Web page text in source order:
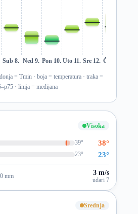
Sub 8. Ned 9. Pon 10. Uto 11. Sre 12. Čet 13.
= Tmin · boja = temperatura · traka =
· linija = medijana
Visoka
39° 38°
23° 23°
mm 3 m/s
udari 7
Srednja